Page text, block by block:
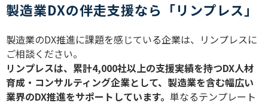
製造業DXの伴走支援なら「リンプレス」
製造業のDX推進に課題を感じている企業は、リンプレスに
ご相談ください。
リンプレスは、累計4,000社以上の支援実績を持つDX人材
育成・コンサルティング企業として、製造業を含む幅広い
業界のDX推進をサポートしています。 単なるテンプレート